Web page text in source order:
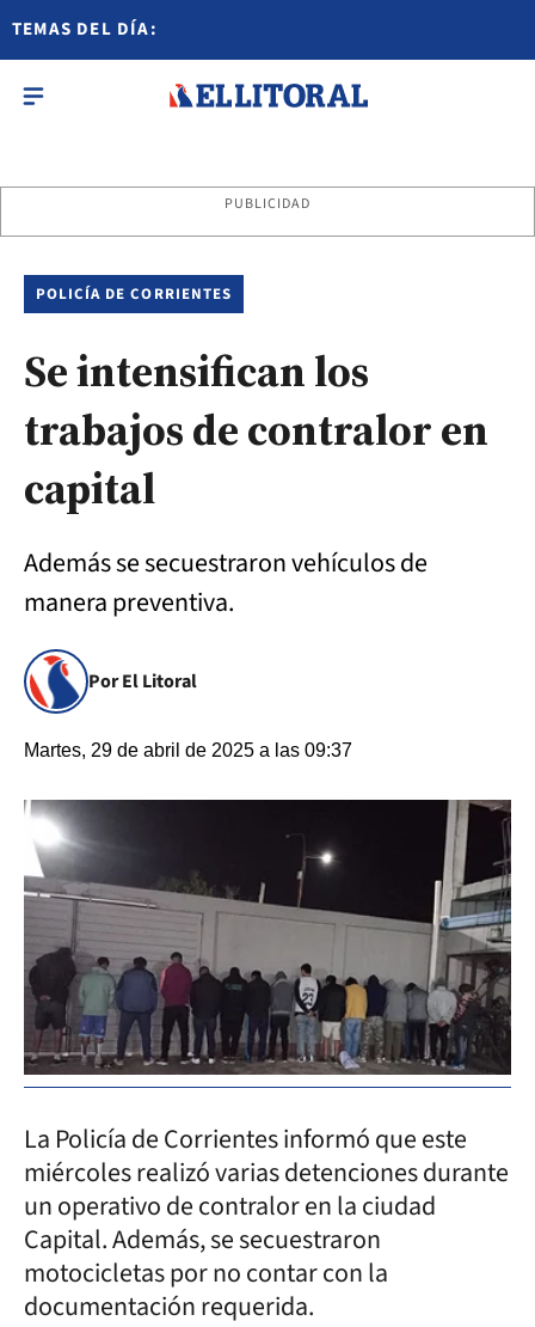
TEMAS DEL DÍA:
PUBLICIDAD
POLICÍA DE CORRIENTES
Se intensifican los
trabajos de contralor en
capital
Además se secuestraron vehículos de
manera preventiva.
Por El Litoral
Martes, 29 de abril de 2025 a las 09:37
La Policía de Corrientes informó que este
miércoles realizó varias detenciones durante
un operativo de contralor en la ciudad
Capital. Además, se secuestraron
motocicletas por no contar con la
documentación requerida.